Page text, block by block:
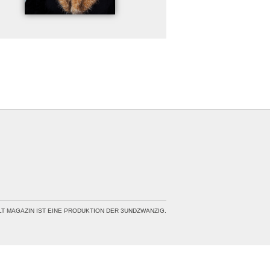
MAGAZIN IST EINE PRODUKTION DER 3UNDZWANZIG.